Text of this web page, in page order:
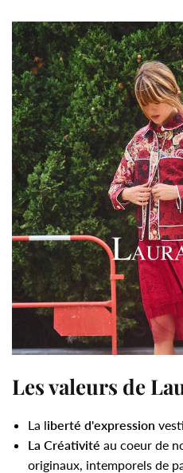
Les valeurs de
La liberté d'expression
La Créativité au coeur de
originaux, intemporels de